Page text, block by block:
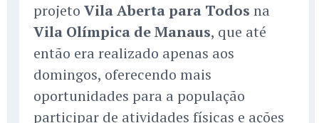
projeto Vila Aberta para Todos na
Vila Olímpica de Manaus, que até
então era realizado apenas aos
domingos, oferecendo mais
oportunidades para a população
participar de atividades físicas e ações